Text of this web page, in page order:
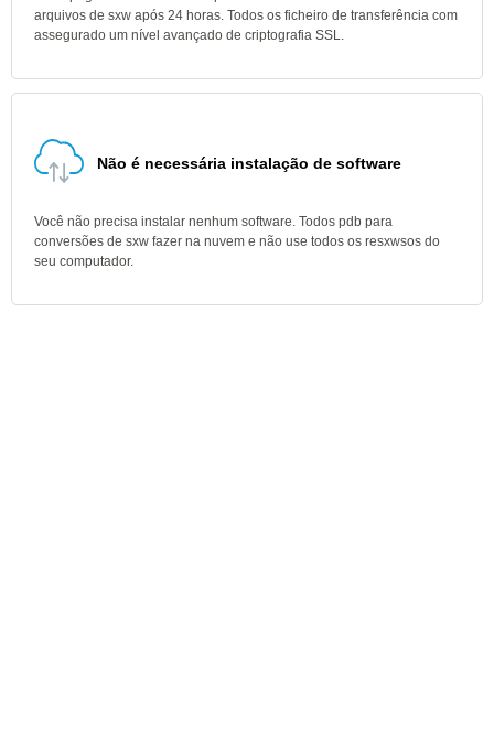
arquivos de sxw após 24 horas. Todos os ficheiro de transferência com
assegurado um nível avançado de criptografia SSL.
Não é necessária instalação de software
Você não precisa instalar nenhum software. Todos pdb para
conversões de sxw fazer na nuvem e não use todos os resxwsos do
seu computador.